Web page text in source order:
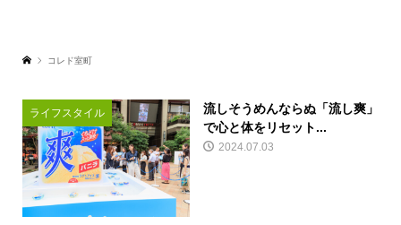
コレド室町
ライフスタイル
流しそうめんならぬ「流し爽」
で心と体をリセット...
2024.07.03